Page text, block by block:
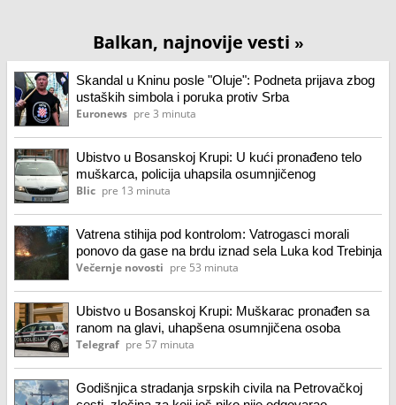
Balkan, najnovije vesti »
Skandal u Kninu posle "Oluje": Podneta prijava zbog
ustaških simbola i poruka protiv Srba
Euronews pre 3 minuta
Ubistvo u Bosanskoj Krupi: U kući pronađeno telo
muškarca, policija uhapsila osumnjičenog
Blic pre 13 minuta
Vatrena stihija pod kontrolom: Vatrogasci morali
ponovo da gase na brdu iznad sela Luka kod Trebinja
Večernje novosti pre 53 minuta
Ubistvo u Bosanskoj Krupi: Muškarac pronađen sa
ranom na glavi, uhapšena osumnjičena osoba
Telegraf pre 57 minuta
Godišnjica stradanja srpskih civila na Petrovačkoj